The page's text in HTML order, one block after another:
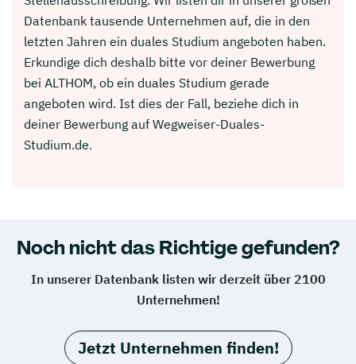
Datenbank tausende Unternehmen auf, die in den
letzten Jahren ein duales Studium angeboten haben.
Erkundige dich deshalb bitte vor deiner Bewerbung
bei ALTHOM, ob ein duales Studium gerade
angeboten wird. Ist dies der Fall, beziehe dich in
deiner Bewerbung auf Wegweiser-Duales-
Studium.de.
Noch nicht das Richtige gefunden?
In unserer Datenbank listen wir derzeit über 2100
Unternehmen!
Jetzt Unternehmen finden!